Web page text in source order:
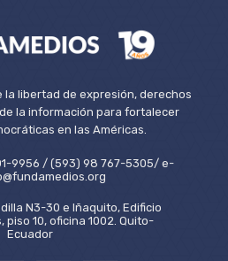
la libertad de expresión, derechos
la información para fortalecer
en las Américas.
9956 / (593) 98 767-5305/ e-
N3-30 e Iñaquito, Edificio
piso 10, oficina 1002. Quito-
Ecuador